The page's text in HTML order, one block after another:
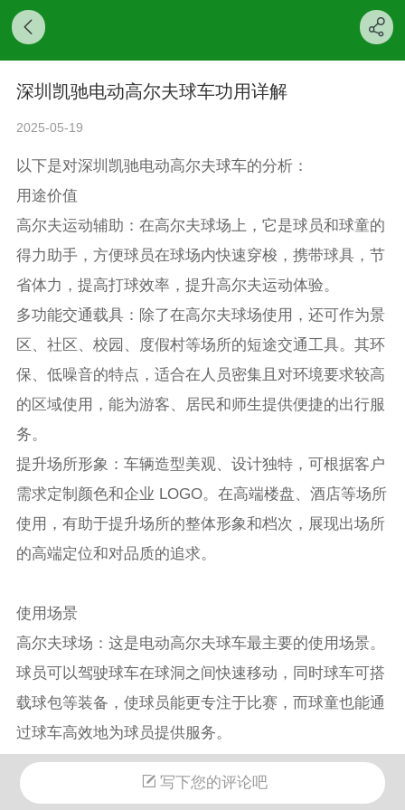
深圳凯驰电动高尔夫球车功用详解
2025-05-19
以下是对深圳凯驰电动高尔夫球车的分析：
用途价值
高尔夫运动辅助：在高尔夫球场上，它是球员和球童的
得力助手，方便球员在球场内快速穿梭，携带球具，节
省体力，提高打球效率，提升高尔夫运动体验。
多功能交通载具：除了在高尔夫球场使用，还可作为景
区、社区、校园、度假村等场所的短途交通工具。其环
保、低噪音的特点，适合在人员密集且对环境要求较高
的区域使用，能为游客、居民和师生提供便捷的出行服
务。
提升场所形象：车辆造型美观、设计独特，可根据客户
需求定制颜色和企业 LOGO。在高端楼盘、酒店等场所
使用，有助于提升场所的整体形象和档次，展现出场所
的高端定位和对品质的追求。
使用场景
高尔夫球场：这是电动高尔夫球车最主要的使用场景。
球员可以驾驶球车在球洞之间快速移动，同时球车可搭
载球包等装备，使球员能更专注于比赛，而球童也能通
过球车高效地为球员提供服务。
旅游景区：在一些大型旅游景区，如自然风光景区、主
题公园等，可作为观光车使用。游客可以乘坐电动高尔
写下您的评论吧